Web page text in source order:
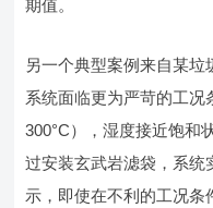
期值。
另一个典型案例来自某
系统面临更为严苛的工况
300°C），湿度接近饱和
过安装玄武岩滤袋，系统
示，即使在不利的工况条